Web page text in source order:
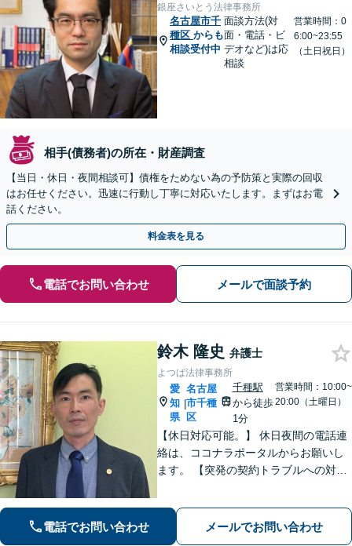
銀座さいとう法律事務所
名古屋市千
種区 からも
相談受付中
面談方法(対
面・電話・ビ
デオなど)は応
相談
営業時間：0
6:00~23:55
（土日祝日）
相手(債務者)の所在・財産調査
【当日・休日・夜間相談可】債権をためない為の予防策と実際の回収
はお任せください。迅速に行動し丁寧に対応いたします。まずはお電
話ください。
料金表を見る
電話でお問い合わせ メールで面談予約
鈴木 隆史 弁護士
よつば法律事務所
愛
知
県
|
名古屋
市千種
区
千種駅
から徒歩
1分
営業時間：10:00~
20:00（土曜日）
【休日対応可能。】 休日夜間の電話連
絡は、ココナラポータルからお願いし
ます。 【突発の契約トラブルへの対応
籍」トラブル等に対し状況に応じて適
切に問題解決を図ります。
電話でお問い合わせ メールでお問い合わせ